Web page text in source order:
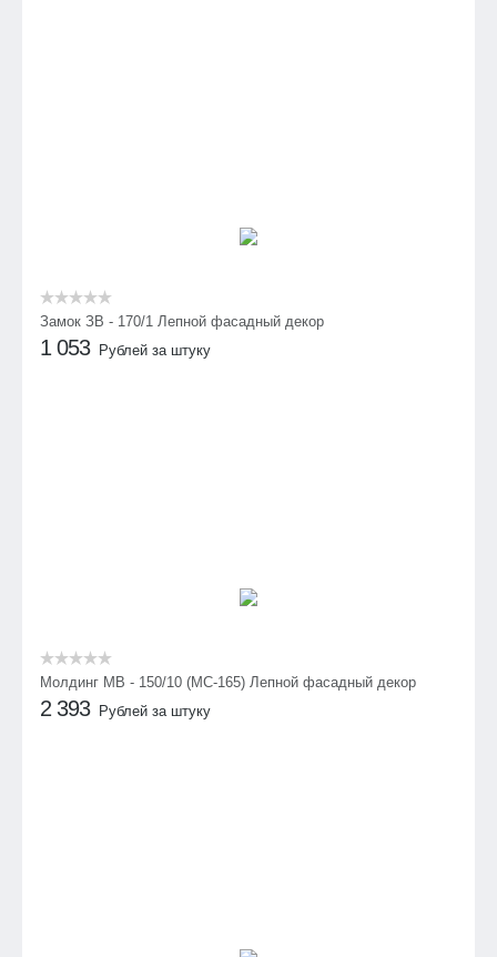
Замок ЗВ - 170/1 Лепной фасадный декор
1 053 Рублей за штуку
Молдинг МВ - 150/10 (МС-165) Лепной фасадный декор
2 393 Рублей за штуку